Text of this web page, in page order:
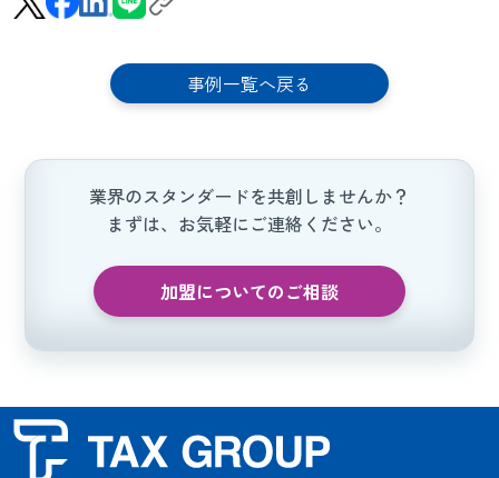
事例一覧へ戻る
業界のスタンダードを共創しませんか？
まずは、お気軽にご連絡ください。
加盟についてのご相談